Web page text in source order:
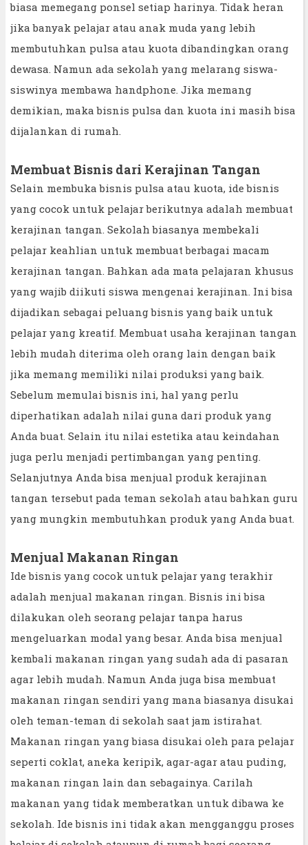
biasa memegang ponsel setiap harinya. Tidak heran
jika banyak pelajar atau anak muda yang lebih
membutuhkan pulsa atau kuota dibandingkan orang
dewasa. Namun ada sekolah yang melarang siswa-
siswinya membawa handphone. Jika memang
demikian, maka bisnis pulsa dan kuota ini masih bisa
dijalankan di rumah.
Membuat Bisnis dari Kerajinan Tangan
Selain membuka bisnis pulsa atau kuota, ide bisnis
yang cocok untuk pelajar berikutnya adalah membuat
kerajinan tangan. Sekolah biasanya membekali
pelajar keahlian untuk membuat berbagai macam
kerajinan tangan. Bahkan ada mata pelajaran khusus
yang wajib diikuti siswa mengenai kerajinan. Ini bisa
dijadikan sebagai peluang bisnis yang baik untuk
pelajar yang kreatif. Membuat usaha kerajinan tangan
lebih mudah diterima oleh orang lain dengan baik
jika memang memiliki nilai produksi yang baik.
Sebelum memulai bisnis ini, hal yang perlu
diperhatikan adalah nilai guna dari produk yang
Anda buat. Selain itu nilai estetika atau keindahan
juga perlu menjadi pertimbangan yang penting.
Selanjutnya Anda bisa menjual produk kerajinan
tangan tersebut pada teman sekolah atau bahkan guru
yang mungkin membutuhkan produk yang Anda buat.
Menjual Makanan Ringan
Ide bisnis yang cocok untuk pelajar yang terakhir
adalah menjual makanan ringan. Bisnis ini bisa
dilakukan oleh seorang pelajar tanpa harus
mengeluarkan modal yang besar. Anda bisa menjual
kembali makanan ringan yang sudah ada di pasaran
agar lebih mudah. Namun Anda juga bisa membuat
makanan ringan sendiri yang mana biasanya disukai
oleh teman-teman di sekolah saat jam istirahat.
Makanan ringan yang biasa disukai oleh para pelajar
seperti coklat, aneka keripik, agar-agar atau puding,
makanan ringan lain dan sebagainya. Carilah
makanan yang tidak memberatkan untuk dibawa ke
sekolah. Ide bisnis ini tidak akan mengganggu proses